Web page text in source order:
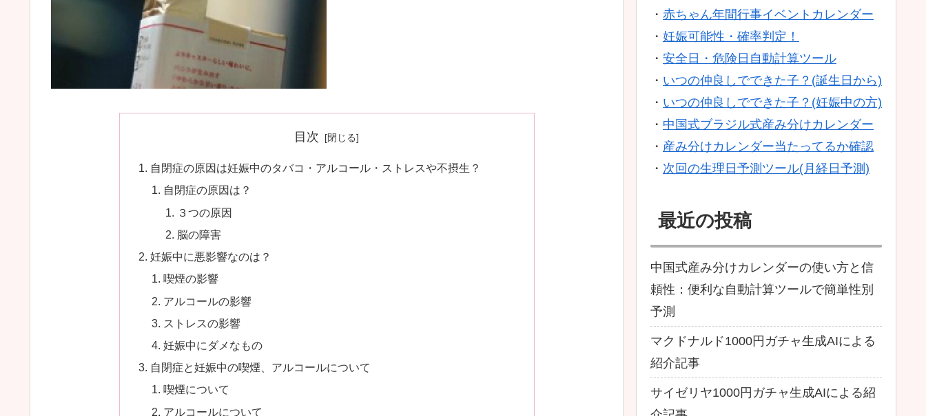
目次
自閉症の原因は妊娠中のタバコ・アルコール・ストレスや不摂生？
自閉症の原因は？
３つの原因
脳の障害
妊娠中に悪影響なのは？
喫煙の影響
アルコールの影響
ストレスの影響
妊娠中にダメなもの
自閉症と妊娠中の喫煙、アルコールについて
喫煙について
アルコールについて
・ 赤ちゃん年間行事イベントカレンダー
・ 妊娠可能性・確率判定！
・ 安全日・危険日自動計算ツール
・ いつの仲良しでできた子？(誕生日から)
・ いつの仲良しでできた子？(妊娠中の方)
・ 中国式ブラジル式産み分けカレンダー
・ 産み分けカレンダー当たってるか確認
・ 次回の生理日予測ツール(月経日予測)
最近の投稿
中国式産み分けカレンダーの使い方と信
頼性：便利な自動計算ツールで簡単性別
予測
マクドナルド1000円ガチャ生成AIによる
紹介記事
サイゼリヤ1000円ガチャ生成AIによる紹